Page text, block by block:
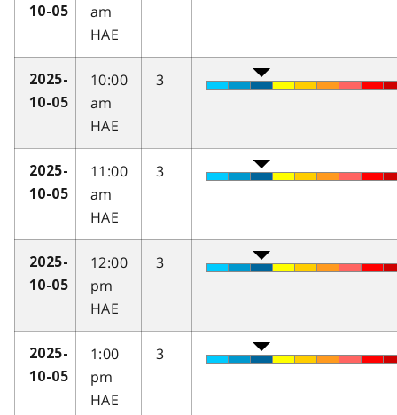
10-05
am
HAE
2025-
10-05
10:00
am
HAE
3
2025-
10-05
11:00
am
HAE
3
2025-
10-05
12:00
pm
HAE
3
2025-
10-05
1:00
pm
HAE
3